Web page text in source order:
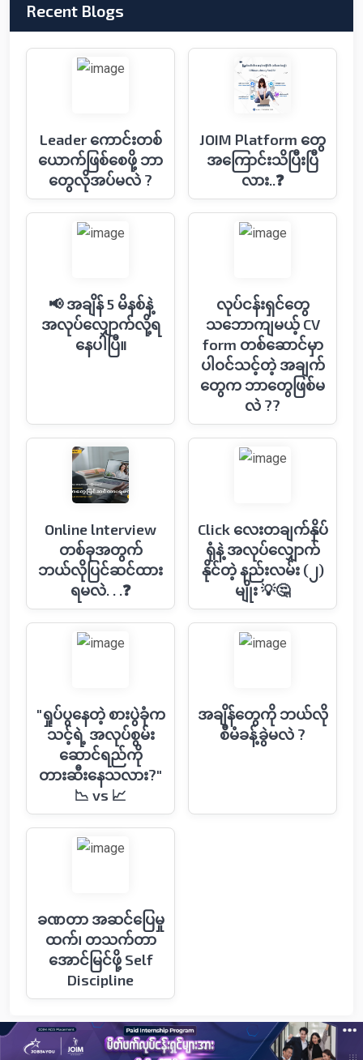
Recent Blogs
Leader ကောင်းတစ်
ယောက်ဖြစ်စေဖို့ ဘာ
တွေလိုအပ်မလဲ ?
JOIM Platform တွေ
အကြောင်းသိပြီးပြီ
လား..❓
📢 အချိန် 5 မိနစ်နဲ့
အလုပ်လျှောက်လို့ရ
နေပါပြီ။
လုပ်ငန်းရှင်တွေ
သဘောကျမယ့် CV
form တစ်ဆောင်မှာ
ပါဝင်သင့်တဲ့ အချက်
တွေက ဘာတွေဖြစ်မ
လဲ ??
Online lnterview
တစ်ခုအတွက်
ဘယ်လိုပြင်ဆင်ထား
ရမလဲ. . .❓
Click လေးတချက်နှိပ်
ရုံနဲ့ အလုပ်လျှောက်
နိုင်တဲ့ နည်းလမ်း (၂)
မျိုး 💡🤔
"ရှုပ်ပွနေတဲ့ စားပွဲခုံက
သင့်ရဲ့ အလုပ်စွမ်း
ဆောင်ရည်ကို
တားဆီးနေသလား?"
📉 vs 📈
အချိန်တွေကို ဘယ်လို
စီမံခန့်ခွဲမလဲ ?
ခဏတာ အဆင်ပြေမှု
ထက်၊ တသက်တာ
အောင်မြင်ဖို့ Self
Discipline